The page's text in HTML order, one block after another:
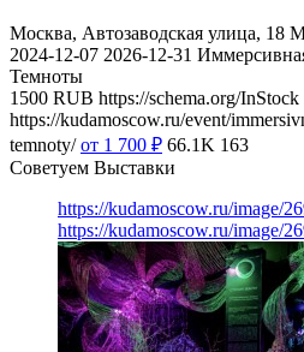
Москва, Автозаводская улица, 18
2024-12-07 2026-12-31
Темноты
1500 RUB https://schema.org/InStock
https://kudamoscow.ru/event/
temnoty/ от 1 700 ₽ 66.1K 163
Советуем Выставки
https://kudamoscow.ru/image/
https://kudamoscow.ru/image/